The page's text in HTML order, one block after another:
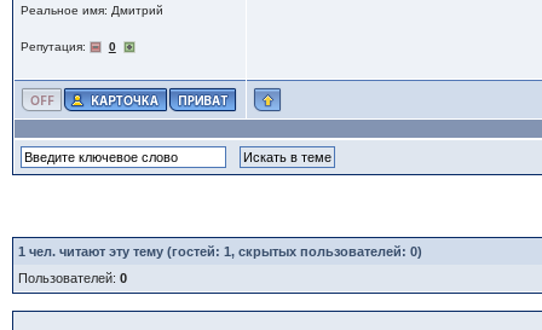
Реальное имя: Дмитрий
Репутация: 0
1 чел. читают эту тему (гостей: 1, скрытых пользователей: 0)
Пользователей: 0